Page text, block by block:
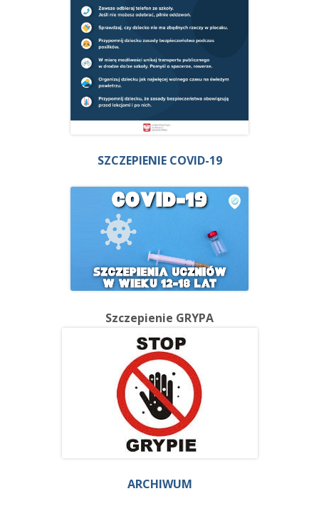
SZCZEPIENIE COVID-19
Szczepienie GRYPA
ARCHIWUM